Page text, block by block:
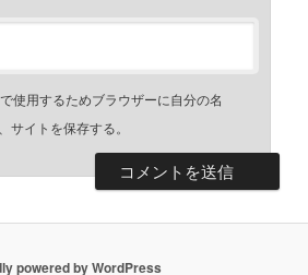
使用するためブラウザーに自分の名
サイトを保存する。
powered by WordPress